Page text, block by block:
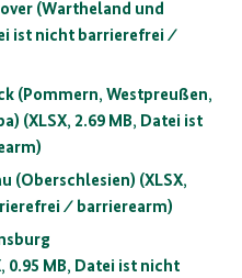
(Wartheland und
ist nicht barrierefrei ⁄
(Pommern, Westpreußen,
(XLSX, 2.69 MB, Datei ist
(Oberschlesien) (XLSX,
⁄ barrierearm)
0.95 MB, Datei ist nicht